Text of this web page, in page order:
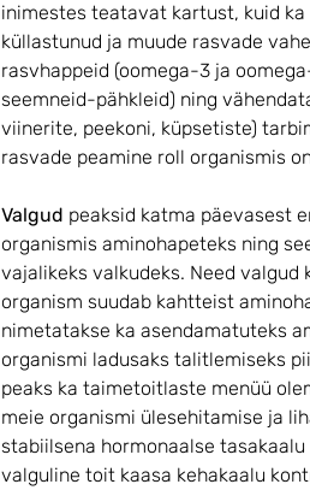
inimestes teatavat kartust, kuid
küllastunud ja muude rasvade
rasvhappeid (oomega-3 ja
seemneid-pähkleid) ning
viinerite, peekoni, küpsetiste)
rasvade peamine roll organismis
Valgud peaksid katma päevasest
organismis aminohapeteks ning
vajalikeks valkudeks. Need
organism suudab kahtteist
nimetatakse ka asendamatuteks
organismi ladusaks talitlemiseks
peaks ka taimetoitlaste menüü
meie organismi ülesehitamise ja
stabiilsena hormonaalse
valguline toit kaasa kehakaalu